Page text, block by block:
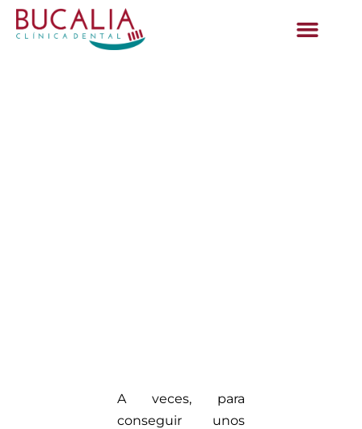
A veces, para
conseguir unos